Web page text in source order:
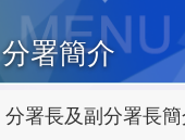
分署簡介
分署長及副分署長簡